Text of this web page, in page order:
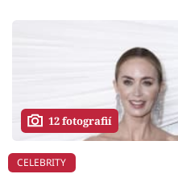
12 fotografií
CELEBRITY